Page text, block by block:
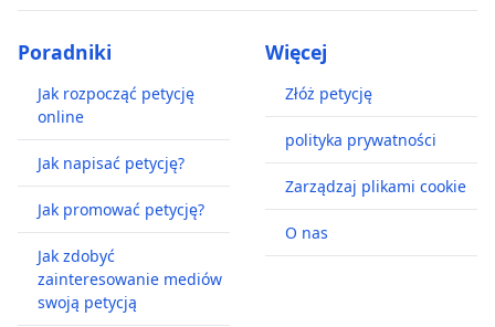
Poradniki
Jak rozpocząć petycję
online
Jak napisać petycję?
Jak promować petycję?
Jak zdobyć
zainteresowanie mediów
swoją petycją
Więcej
Złóż petycję
polityka prywatności
Zarządzaj plikami cookie
O nas